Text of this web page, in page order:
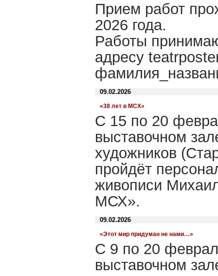
Прием работ
2026 года.
Работы
адресу
09.02.2026
«38 лет в МСХ»
С 15 по 20
выставочном
художников
пройдёт
живописи
МСХ».
09.02.2026
«Этот мир придуман не нами…»
С 9 по 20
выставочном